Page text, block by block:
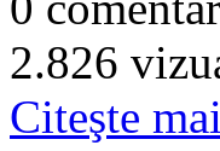
2.826
Citeşte